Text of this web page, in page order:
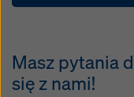
Masz pytania
się z nami!